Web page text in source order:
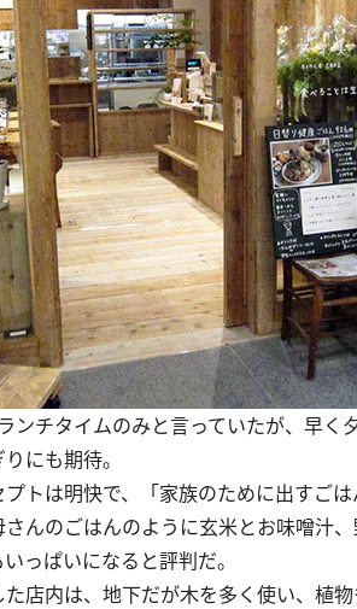
ンチタイムのみと言っていたが、早
にも期待。
トは明快で、「家族のために出すご
んのごはんのように玄米とお味噌汁
っぱいになると評判だ。
店内は、地下だが木を多く使い、植